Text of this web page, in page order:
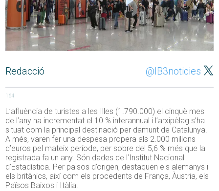
Redacció @IB3noticies
164
L’afluència de turistes a les Illes (1.790.000) el cinquè mes
de l’any ha incrementat el 10 % interannual i l’arxipèlag s’ha
situat com la principal destinació per damunt de Catalunya.
A més, varen fer una despesa propera als 2.000 milions
d’euros pel mateix període, per sobre del 5,6 % més que la
registrada fa un any. Són dades de l’Institut Nacional
d’Estadística. Per països d’origen, destaquen els alemanys i
els britànics, així com els procedents de França, Àustria, els
Països Baixos i Itàlia.